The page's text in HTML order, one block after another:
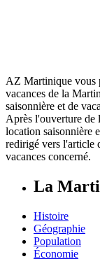
AZ Martinique vous
vacances de la
saisonnière et de
Après l'ouverture de
location saisonnière
redirigé vers l'article
vacances concerné.
La
Histoire
Géographie
Population
Économie